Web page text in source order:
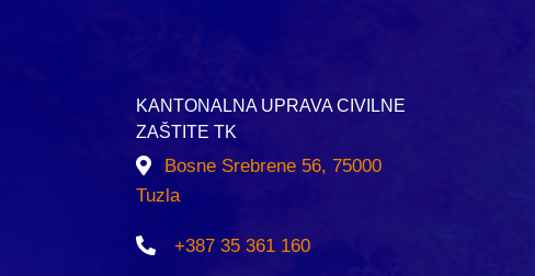
KANTONALNA UPRAVA CIVILNE
ZAŠTITE TK
Bosne Srebrene 56, 75000
Tuzla
+387 35 361 160